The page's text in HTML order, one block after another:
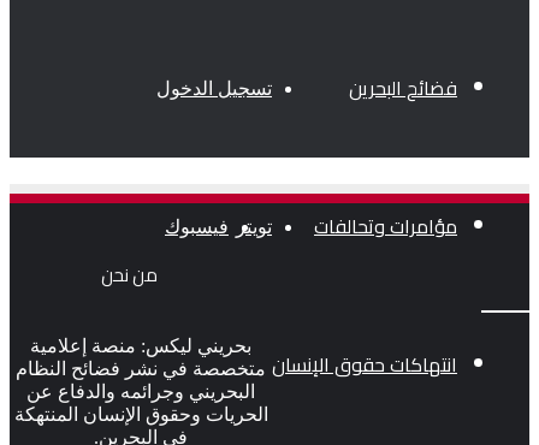
فضائح البحرين
مؤامرات وتحالفات
انتهاكات حقوق الإنسان
تسجيل الدخول
تويتر فيسبوك
من نحن
بحريني ليكس: منصة إعلامية
متخصصة في نشر فضائح النظام
البحريني وجرائمه والدفاع عن
الحريات وحقوق الإنسان المنتهكة
في البحرين.